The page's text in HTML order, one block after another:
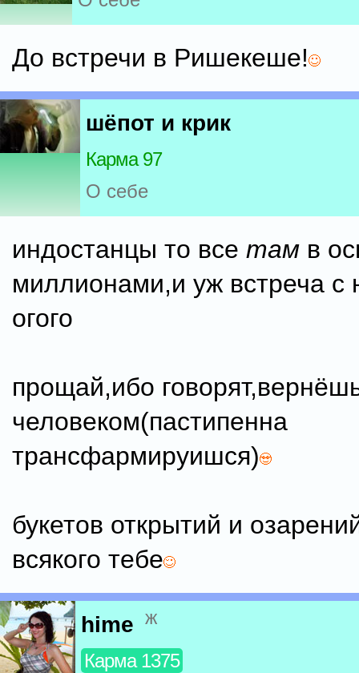
До встречи в Ришекеше!
шёпот и крик
Карма 97
О себе
индостанцы то все там в
миллионами,и уж встреча с
огого
прощай,ибо
человеком(пастипенна
трансфармируишся)
букетов открытий и
всякого тебе
hime ж
Карма 1375